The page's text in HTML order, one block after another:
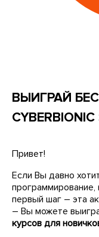
ВЫИГРАЙ
Привет!
Если Вы давно
программирование,
первый шаг – эта
– Вы можете
курсов для